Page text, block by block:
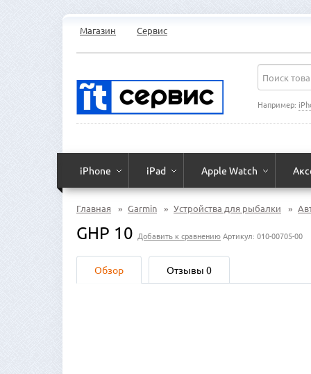
Магазин Сервис
Например:
iPhone iPad Apple Watch
Главная » Garmin » Устройства для рыбалки »
GHP 10 Добавить к сравнениюАртикул: 010-00705-00
Обзор Отзывы 0